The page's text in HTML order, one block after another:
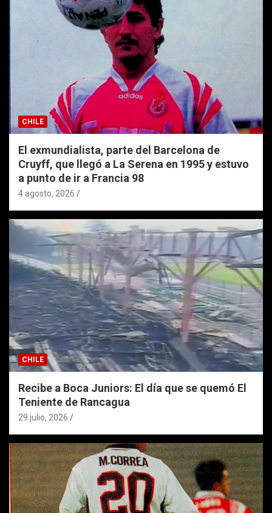
CHILE
El exmundialista, parte del Barcelona de
Cruyff, que llegó a La Serena en 1995 y estuvo
a punto de ir a Francia 98
4 agosto, 2026
CHILE
Recibe a Boca Juniors: El día que se quemó El
Teniente de Rancagua
29 julio, 2026